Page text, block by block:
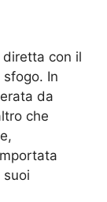
con il
In
da
che
suoi